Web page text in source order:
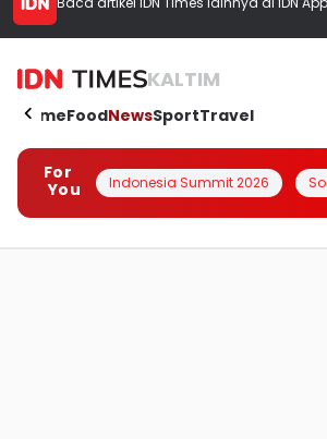
KALTIM
HomeFoodNewsSportTravel
For
You
Indonesia Summit 2026